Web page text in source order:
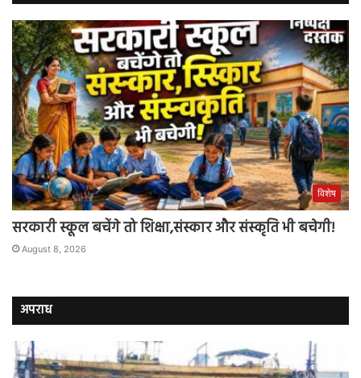
विशेष
सरकारी स्कूल बचेंगे तो शिक्षा,संस्कार और संस्कृति भी बचेगी!
August 8, 2026
अपराध